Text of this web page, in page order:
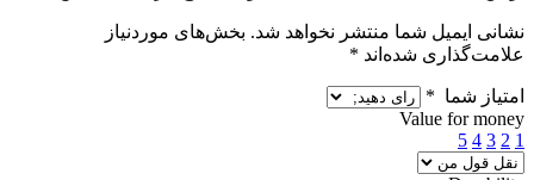
نشانی ایمیل شما منتشر نخواهد شد. بخش‌های موردنیاز
علامت‌گذاری شده‌اند *
امتیاز شما *
Value for money
1
2
3
4
5